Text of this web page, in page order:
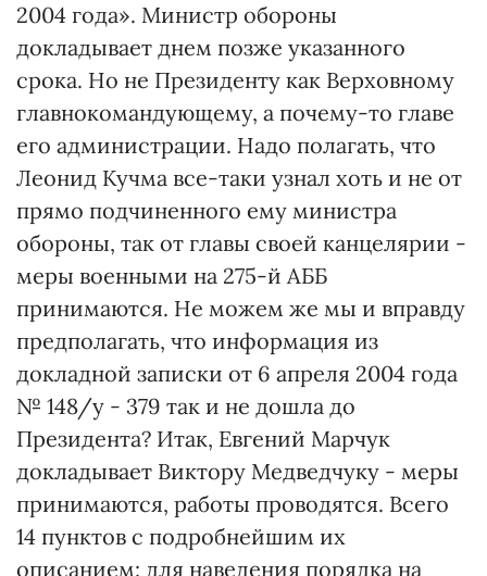
2004 года». Министр обороны
докладывает днем позже указанного
срока. Но не Президенту как Верховному
главнокомандующему, а почему-то главе
его администрации. Надо полагать, что
Леонид Кучма все-таки узнал хоть и не от
прямо подчиненного ему министра
обороны, так от главы своей канцелярии -
меры военными на 275-й АББ
принимаются. Не можем же мы и вправду
предполагать, что информация из
докладной записки от 6 апреля 2004 года
№ 148/у - 379 так и не дошла до
Президента? Итак, Евгений Марчук
докладывает Виктору Медведчуку - меры
принимаются, работы проводятся. Всего
14 пунктов с подробнейшим их
описанием: для наведения порядка на